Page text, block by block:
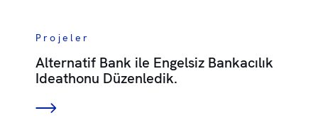
Projeler
Alternatif Bank ile Engelsiz Bankacılık
Ideathonu Düzenledik.